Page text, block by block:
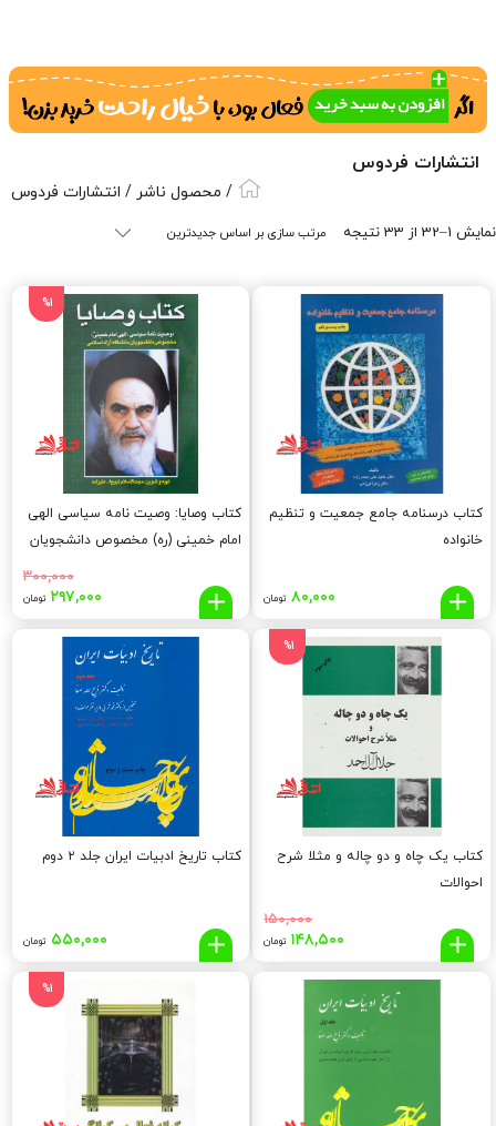
انتشارات فردوس
/ محصول ناشر / انتشارات فردوس
نمایش 1–32 از 33 نتیجه
Sorted
latest
کتاب درسنامه جامع جمعیت و تنظیم
خانواده
۸۰,۰۰۰ تومان
کتاب وصایا: وصیت نامه سیاسی الهی
امام خمینی (ره) مخصوص دانشجویان
۳۰۰,۰۰۰
قیمت
اصلی:
۳۰۰,۰۰۰
تومان
بود.
۲۹۷,۰۰۰ تومان
کتاب یک چاه و دو چاله و مثلا شرح
احوالات
۱۵۰,۰۰۰
قیمت
اصلی:
۱۵۰,۰۰۰
تومان
بود.
۱۴۸,۵۰۰ تومانقیمت
فعلی:
کتاب تاریخ ادبیات ایران جلد ۲ دوم
۵۵۰,۰۰۰ تومان